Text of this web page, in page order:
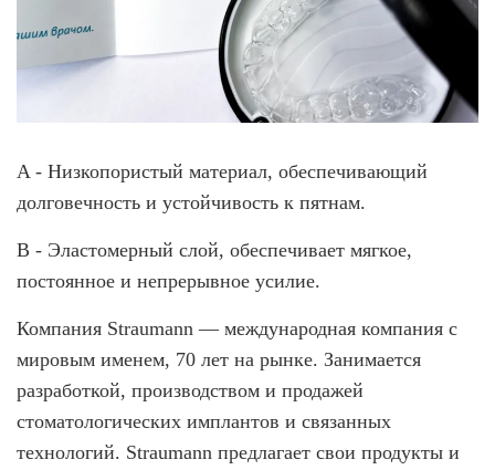
A - Низкопористый материал, обеспечивающий
долговечность и устойчивость к пятнам.
B - Эластомерный слой, обеспечивает мягкое,
постоянное и непрерывное усилие.
Компания Straumann — международная компания с
мировым именем, 70 лет на рынке. Занимается
разработкой, производством и продажей
стоматологических имплантов и связанных
технологий. Straumann предлагает свои продукты и